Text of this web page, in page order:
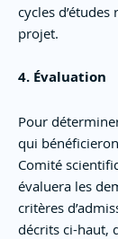
cycles
projet.
4. Évaluation
Pour
qui
Comité
évaluera les
critères
décrits ci-haut,